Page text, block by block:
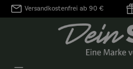
springen
Versandkostenfrei ab 90 €